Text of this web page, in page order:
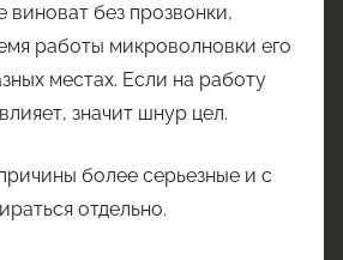
виноват без прозвонки,
работы микроволновки его
местах. Если на работу
значит шнур цел.
более серьезные и с
отдельно.